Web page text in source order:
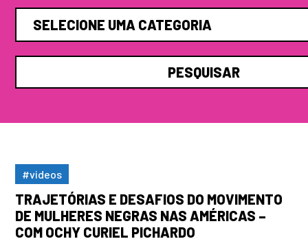
#videos
TRAJETÓRIAS E DESAFIOS DO MOVIMENTO
DE MULHERES NEGRAS NAS AMÉRICAS –
COM OCHY CURIEL PICHARDO